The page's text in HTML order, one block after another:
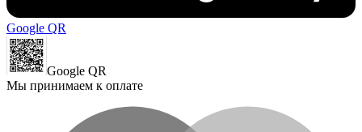
Google QR
Google QR
Мы принимаем к оплате